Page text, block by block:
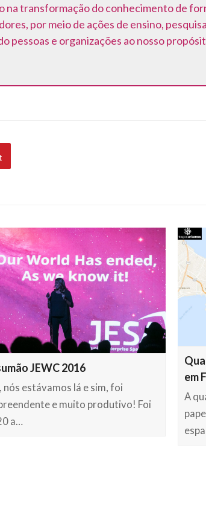
na transformação do conhecimento de
por meio de ações de ensino,
pessoas e organizações ao nosso
JEWC 2016
nós estávamos lá e sim, foi
e muito produtivo! Foi
a…
em
A